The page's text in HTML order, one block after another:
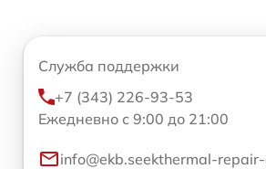
Служба поддержки
+7 (343) 226-93-53
Ежедневно с 9:00 до 21:00
info@ekb.seekthermal-